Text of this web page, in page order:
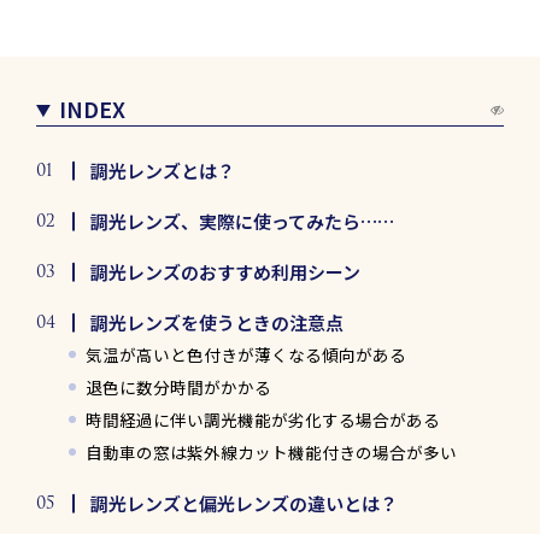
INDEX
調光レンズとは？
調光レンズ、実際に使ってみたら……
調光レンズのおすすめ利用シーン
調光レンズを使うときの注意点
気温が高いと色付きが薄くなる傾向がある
退色に数分時間がかかる
時間経過に伴い調光機能が劣化する場合がある
自動車の窓は紫外線カット機能付きの場合が多い
調光レンズと偏光レンズの違いとは？